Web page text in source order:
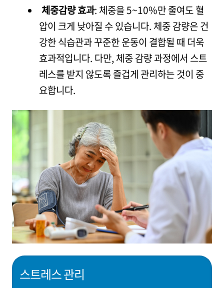
체중감량 효과: 체중을 5~10%만 줄여도 혈
압이 크게 낮아질 수 있습니다. 체중 감량은 건
강한 식습관과 꾸준한 운동이 결합될 때 더욱
효과적입니다. 다만, 체중 감량 과정에서 스트
레스를 받지 않도록 즐겁게 관리하는 것이 중
요합니다.
스트레스 관리